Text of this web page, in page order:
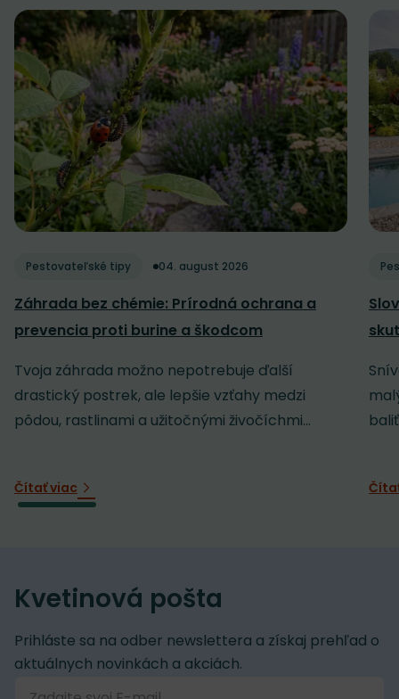
Pestovateľské tipy 04. august 2026
Záhrada bez chémie: Prírodná ochrana a
prevencia proti burine a škodcom
Tvoja záhrada možno nepotrebuje ďalší
drastický postrek, ale lepšie vzťahy medzi
pôdou, rastlinami a užitočnými živočíchmi...
Čítať viac
Kvetinová pošta
Prihláste sa na odber newslettera a získaj prehľad o
aktuálnych novinkách a akciách.